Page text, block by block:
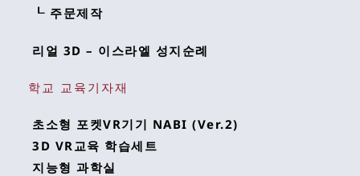
┖ 주문제작
리얼 3D – 이스라엘 성지순례
학교 교육기자재
초소형 포켓VR기기 NABI (Ver.2)
3D VR교육 학습세트
지능형 과학실